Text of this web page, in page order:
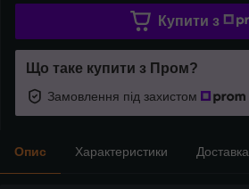
Купити з
Що таке купити з Пром?
Замовлення під захистом
Опис Характеристики Доставка